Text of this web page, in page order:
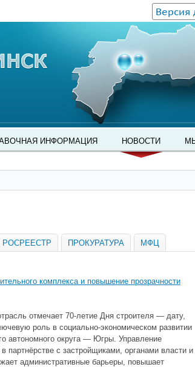
Версия
ИНФОРМАЦИЯ НОВОСТИ
РОСРЕЕСТР ПРОКУРАТУРА МФЦ
комплекса и повышение прозрачности
отмечает 70‑летие Дня строителя — дату,
роль в социально‑экономическом развитии
автономного округа — Югры. Управление
партнёрстве с застройщиками, органами власти и
административные барьеры, повышает